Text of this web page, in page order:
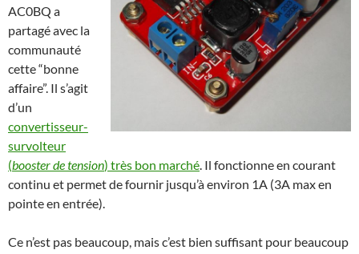
AC0BQ a
partagé avec la
communauté
cette “bonne
affaire”. Il s’agit
d’un
convertisseur-
survolteur
(booster de tension) très bon marché . Il fonctionne en courant
continu et permet de fournir jusqu’à environ 1A (3A max en
pointe en entrée).
Ce n’est pas beaucoup, mais c’est bien suffisant pour beaucoup